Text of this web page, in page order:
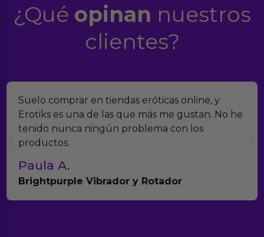
¿Qué opinan nuestros
clientes?
Suelo comprar en tiendas eróticas online, y
Erotiks es una de las que más me gustan. No he
tenido nunca ningún problema con los
productos.
Paula A.
Brightpurple Vibrador y Rotador